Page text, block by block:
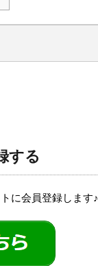
する
に会員登録します♪